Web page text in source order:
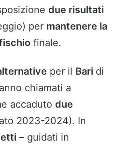
due risultati
per mantenere la
finale.
per il Bari di
chiamati a
accaduto due
2023-2024). In
– guidati in